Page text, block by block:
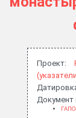
Проект:
Документ